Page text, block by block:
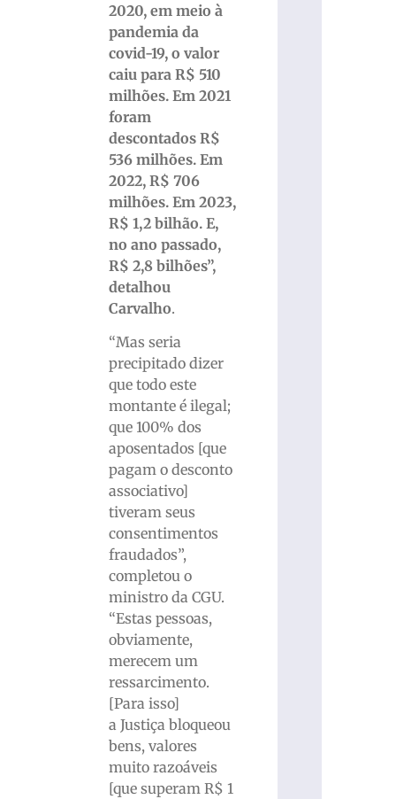
2020, em meio à
pandemia da
covid-19, o valor
caiu para R$ 510
milhões. Em 2021
foram
descontados R$
536 milhões. Em
2022, R$ 706
milhões. Em 2023,
R$ 1,2 bilhão. E,
no ano passado,
R$ 2,8 bilhões”,
detalhou
Carvalho.
“Mas seria
precipitado dizer
que todo este
montante é ilegal;
que 100% dos
aposentados [que
pagam o desconto
associativo]
tiveram seus
consentimentos
fraudados”,
completou o
ministro da CGU.
“Estas pessoas,
obviamente,
merecem um
ressarcimento.
[Para isso]
a Justiça bloqueou
bens, valores
muito razoáveis
[que superam R$ 1